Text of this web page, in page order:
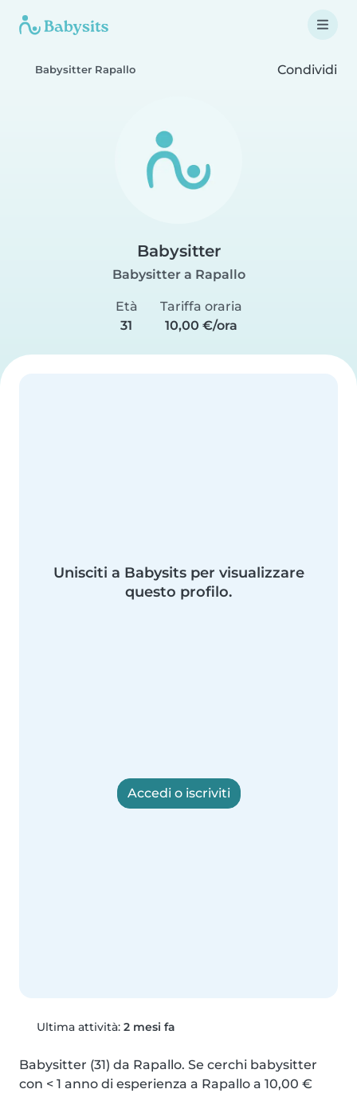
Babysitter Rapallo Condividi
Babysitter
Babysitter a Rapallo
Età
31
Tariffa oraria
10,00 €/ora
Unisciti a Babysits per visualizzare
questo profilo.
Accedi o iscriviti
Ultima attività: 2 mesi fa
Babysitter (31) da Rapallo. Se cerchi babysitter
con < 1 anno di esperienza a Rapallo a 10,00 €